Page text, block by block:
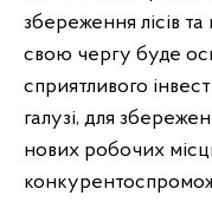
збереження лісів та
свою чергу буде
сприятливого
галузі, для
нових робочих